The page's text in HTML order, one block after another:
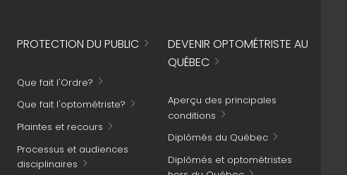
PROTECTION DU PUBLIC
Que fait l'Ordre?
Que fait l'optométriste?
Plaintes et recours
Processus et audiences
disciplinaires
DEVENIR OPTOMÉTRISTE AU
QUÉBEC
Aperçu des principales
conditions
Diplômés du Québec
Diplômés et optométristes